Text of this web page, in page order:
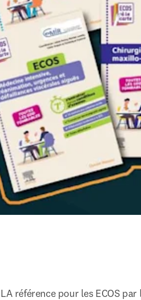
LA référence pour les ECOS